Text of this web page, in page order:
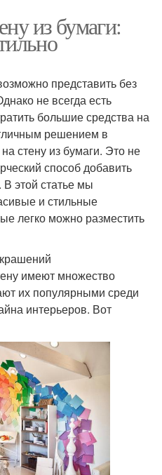
из бумаги:
представить без
не всегда есть
большие средства на
решением в
стену из бумаги. Это не
способ добавить
этой статье мы
и стильные
легко можно разместить
имеют множество
их популярными среди
интерьеров. Вот